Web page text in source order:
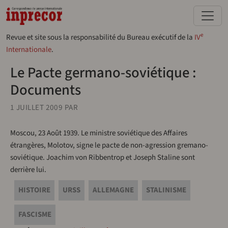
Aller au contenu principal
Revue et site sous la responsabilité du Bureau exécutif de la IVe
Internationale.
Le Pacte germano-soviétique :
Documents
1 JUILLET 2009 PAR
Moscou, 23 Août 1939. Le ministre soviétique des Affaires
étrangères, Molotov, signe le pacte de non-agression gremano-
soviétique. Joachim von Ribbentrop et Joseph Staline sont
derrière lui.
HISTOIRE
URSS ALLEMAGNE STALINISME
FASCISME